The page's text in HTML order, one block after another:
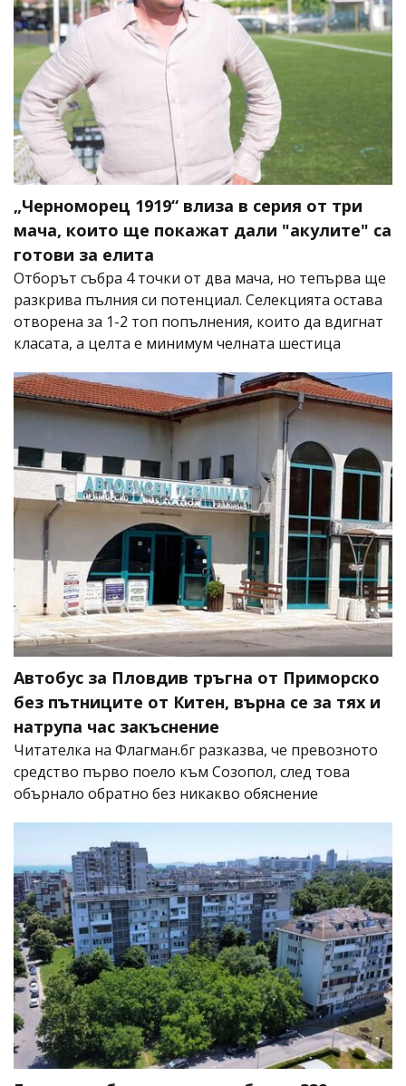
„Черноморец 1919“ влиза в серия от три
мача, които ще покажат дали "акулите" са
готови за елита
Отборът събра 4 точки от два мача, но тепърва ще
разкрива пълния си потенциал. Селекцията остава
отворена за 1-2 топ попълнения, които да вдигнат
класата, а целта е минимум челната шестица
Автобус за Пловдив тръгна от Приморско
без пътниците от Китен, върна се за тях и
натрупа час закъснение
Читателка на Флагман.бг разказва, че превозното
средство първо поело към Созопол, след това
обърнало обратно без никакво обяснение